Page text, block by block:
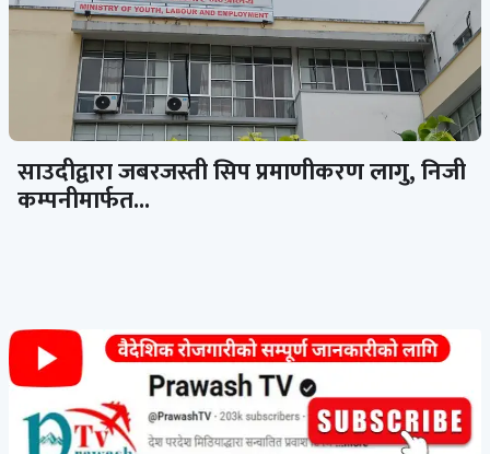
साउदीद्वारा जबरजस्ती सिप प्रमाणीकरण लागु, निजी
कम्पनीमार्फत...